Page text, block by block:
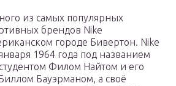
из самых популярных
брендов Nike
городе Бивертон. Nike
1964 года под названием
Филом Найтом и его
Бауэрманом, а своё